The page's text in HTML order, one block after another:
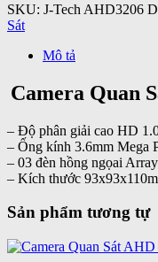
SKU: J-Tech AHD3206
Sát
Mô tả
Camera Quan
– Độ phân giải cao HD
– Ống kính 3.6mm Mega
– 03 đèn hồng ngọai
– Kích thước
Sản phẩm tương tự